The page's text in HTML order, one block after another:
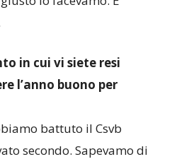
lo facevamo. E
in cui vi siete resi
l’anno buono per